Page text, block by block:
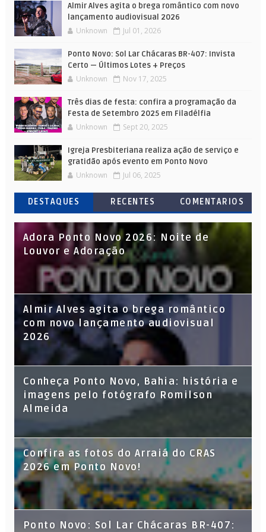
Almir Alves agita o brega romântico com novo
lançamento audiovisual 2026
Unknown Jul 01, 2026
Ponto Novo: Sol Lar Chácaras BR-407: Invista
Certo — Últimos Lotes + Preços
Unknown Nov 17, 2025
Três dias de festa: confira a programação da
Festa de Setembro 2025 em Filadélfia
Unknown Sept 20, 2025
Igreja Presbiteriana realiza ação de serviço e
gratidão após evento em Ponto Novo
Unknown Jul 06, 2025
DESTAQUES RECENTES COMENTARIOS
Adora Ponto Novo 2026: Noite de
Louvor e Adoração
Almir Alves agita o brega romântico
com novo lançamento audiovisual
2026
Conheça Ponto Novo, Bahia: história e
imagens pelo fotógrafo Romilson
Almeida
Confira as fotos do Arraiá do CRAS
2026 em Ponto Novo!
Ponto Novo: Sol Lar Chácaras BR-407: